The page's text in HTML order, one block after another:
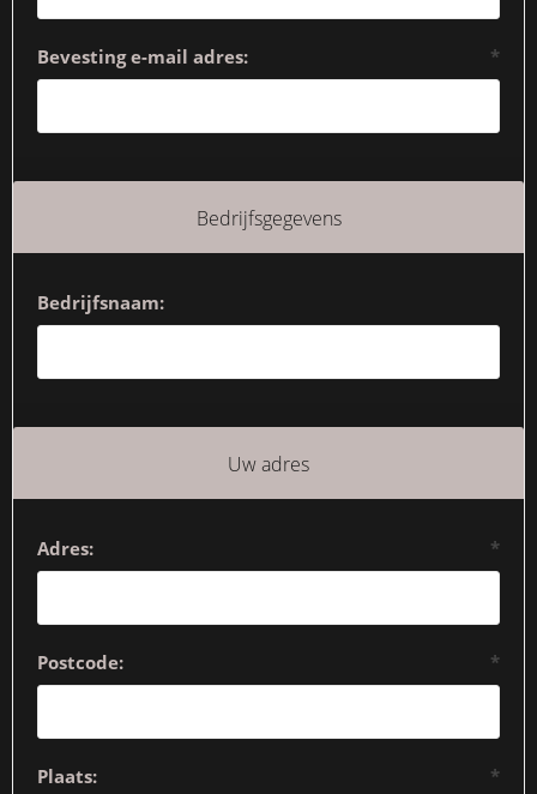
Bevesting e-mail adres: *
Bedrijfsgegevens
Bedrijfsnaam:
Uw adres
Adres: *
Postcode: *
Plaats: *